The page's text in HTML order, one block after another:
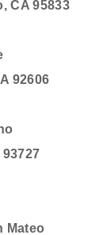
CA 95833
92606
93727
Mateo